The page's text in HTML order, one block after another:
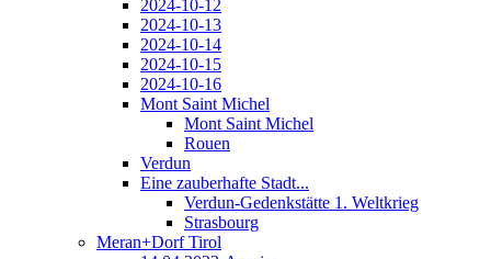
2024-10-12
2024-10-13
2024-10-14
2024-10-15
2024-10-16
Mont Saint Michel
Mont Saint Michel
Rouen
Verdun
Eine zauberhafte Stadt...
Verdun-Gedenkstätte 1. Weltkrieg
Strasbourg
Meran+Dorf Tirol